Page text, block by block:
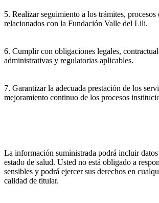
5. Realizar seguimiento a los trámites, procesos
relacionados con la Fundación Valle del Lili.
6. Cumplir con obligaciones legales,
administrativas y regulatorias aplicables.
7. Garantizar la adecuada prestación de los
mejoramiento continuo de los procesos
La información suministrada podrá incluir datos
estado de salud. Usted no está obligado a
sensibles y podrá ejercer sus derechos en
calidad de titular.